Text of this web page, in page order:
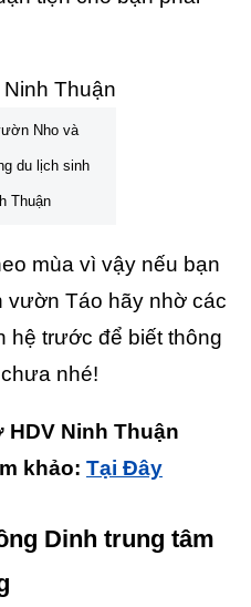
Nho và
du lịch sinh
Thuận
mùa vì vậy nếu bạn
vườn Táo hãy nhờ các
hệ trước để biết thông
nhé!
Ninh Thuận
khảo: Tại Đây
Dinh trung tâm